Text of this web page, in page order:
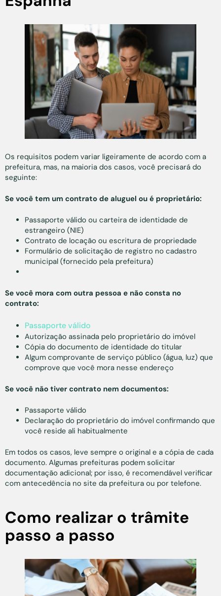
Os requisitos podem variar ligeiramente de acordo com a
prefeitura, mas, na maioria dos casos, você precisará do
seguinte:
Se você tem um contrato de aluguel ou é proprietário:
Passaporte válido ou carteira de identidade de
estrangeiro (NIE)
Contrato de locação ou escritura de propriedade
Formulário de solicitação de registro no cadastro
municipal (fornecido pela prefeitura)
Se você mora com outra pessoa e não consta no
contrato:
Passaporte válido
Autorização assinada pelo proprietário do imóvel
Cópia do documento de identidade do titular
Algum comprovante de serviço público (água, luz) que
comprove que você mora nesse endereço
Se você não tiver contrato nem documentos:
Passaporte válido
Declaração do proprietário do imóvel confirmando que
você reside ali habitualmente
Em todos os casos, leve sempre o original e a cópia de cada
documento. Algumas prefeituras podem solicitar
documentação adicional; por isso, é recomendável verificar
com antecedência no site da prefeitura ou por telefone.
Como realizar o trâmite
passo a passo